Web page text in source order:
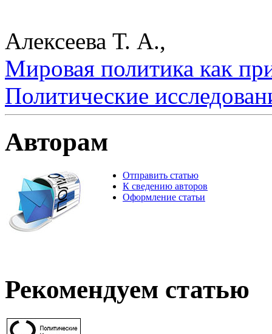
Алексеева Т. А.,
Мировая политика как
Политические
Авторам
Отправить статью
К сведению авторов
Оформление статьи
Рекомендуем статью